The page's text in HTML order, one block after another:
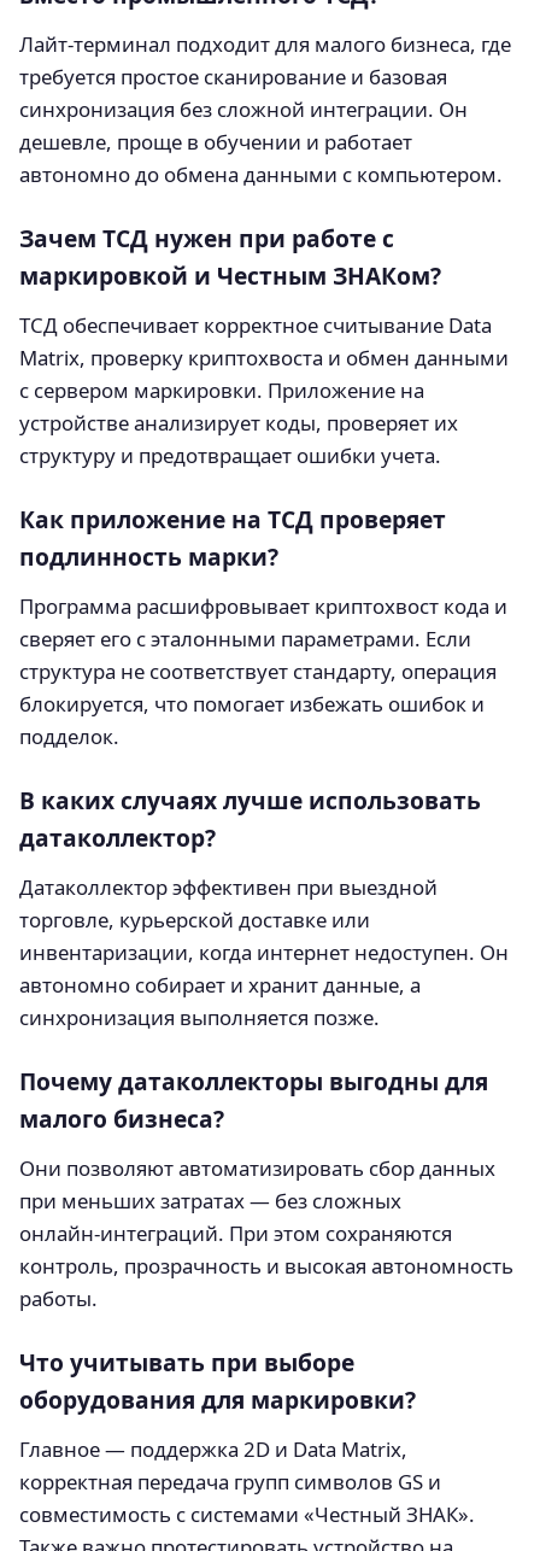
Лайт‑терминал подходит для малого бизнеса, где
требуется простое сканирование и базовая
синхронизация без сложной интеграции. Он
дешевле, проще в обучении и работает
автономно до обмена данными с компьютером.
Зачем ТСД нужен при работе с
маркировкой и Честным ЗНАКом?
ТСД обеспечивает корректное считывание Data
Matrix, проверку криптохвоста и обмен данными
с сервером маркировки. Приложение на
устройстве анализирует коды, проверяет их
структуру и предотвращает ошибки учета.
Как приложение на ТСД проверяет
подлинность марки?
Программа расшифровывает криптохвост кода и
сверяет его с эталонными параметрами. Если
структура не соответствует стандарту, операция
блокируется, что помогает избежать ошибок и
подделок.
В каких случаях лучше использовать
датаколлектор?
Датаколлектор эффективен при выездной
торговле, курьерской доставке или
инвентаризации, когда интернет недоступен. Он
автономно собирает и хранит данные, а
синхронизация выполняется позже.
Почему датаколлекторы выгодны для
малого бизнеса?
Они позволяют автоматизировать сбор данных
при меньших затратах — без сложных
онлайн‑интеграций. При этом сохраняются
контроль, прозрачность и высокая автономность
работы.
Что учитывать при выборе
оборудования для маркировки?
Главное — поддержка 2D и Data Matrix,
корректная передача групп символов GS и
совместимость с системами «Честный ЗНАК».